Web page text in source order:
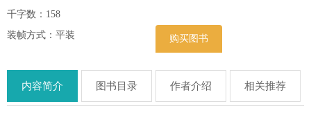
千字数：158
装帧方式：平装
购买图书
内容简介 图书目录 作者介绍 相关推荐